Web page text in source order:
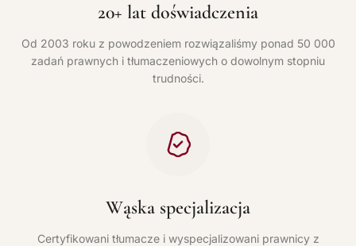
20+ lat doświadczenia
Od 2003 roku z powodzeniem rozwiązaliśmy ponad 50 000
zadań prawnych i tłumaczeniowych o dowolnym stopniu
trudności.
Wąska specjalizacja
Certyfikowani tłumacze i wyspecjalizowani prawnicy z